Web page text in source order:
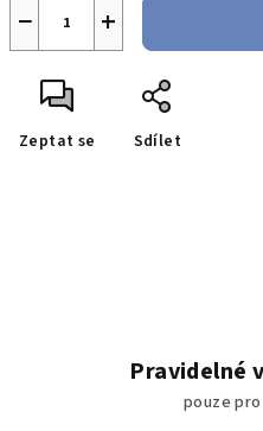
+
−
Zeptat se Sdílet
Pravidelné
pouze